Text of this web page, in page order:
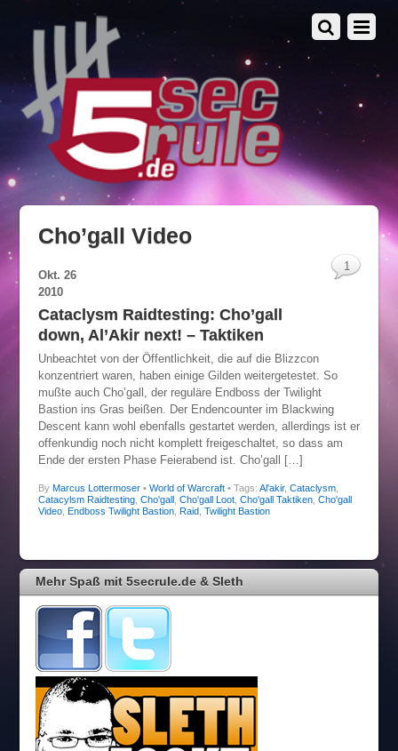
Cho’gall Video
Okt. 26
2010
Cataclysm Raidtesting: Cho’gall
down, Al’Akir next! – Taktiken
Unbeachtet von der Öffentlichkeit, die auf die Blizzcon
konzentriert waren, haben einige Gilden weitergetestet. So
mußte auch Cho’gall, der reguläre Endboss der Twilight
Bastion ins Gras beißen. Der Endencounter im Blackwing
Descent kann wohl ebenfalls gestartet werden, allerdings ist er
offenkundig noch nicht komplett freigeschaltet, so dass am
Ende der ersten Phase Feierabend ist. Cho’gall […]
By Marcus Lottermoser• World of Warcraft
1
• Tags: Al'akir, Cataclysm,
Catacylsm Raidtesting, Cho'gall, Cho'gall Loot, Cho'gall Taktiken, Cho'gall
Video, Endboss Twilight Bastion, Raid, Twilight Bastion
Mehr Spaß mit 5secrule.de & Sleth